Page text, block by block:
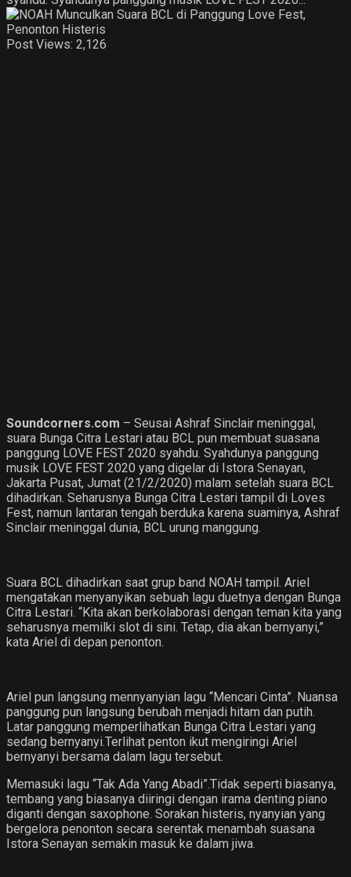
Post Views: 2,126
Soundcorners.com – Seusai Ashraf Sinclair meninggal,
suara Bunga Citra Lestari atau BCL pun membuat suasana
panggung LOVE FEST 2020 syahdu. Syahdunya panggung
musik LOVE FEST 2020 yang digelar di Istora Senayan,
Jakarta Pusat, Jumat (21/2/2020) malam setelah suara BCL
dihadirkan. Seharusnya Bunga Citra Lestari tampil di Loves
Fest, namun lantaran tengah berduka karena suaminya, Ashraf
Sinclair meninggal dunia, BCL urung manggung.
Suara BCL dihadirkan saat grup band NOAH tampil. Ariel
mengatakan menyanyikan sebuah lagu duetnya dengan Bunga
Citra Lestari. “Kita akan berkolaborasi dengan teman kita yang
seharusnya memilki slot di sini. Tetap, dia akan bernyanyi,”
kata Ariel di depan penonton.
Ariel pun langsung mennyanyian lagu “Mencari Cinta”. Nuansa
panggung pun langsung berubah menjadi hitam dan putih.
Latar panggung memperlihatkan Bunga Citra Lestari yang
sedang bernyanyi.Terlihat penton ikut mengiringi Ariel
bernyanyi bersama dalam lagu tersebut.
Memasuki lagu “Tak Ada Yang Abadi”.Tidak seperti biasanya,
tembang yang biasanya diiringi dengan irama denting piano
diganti dengan saxophone. Sorakan histeris, nyanyian yang
bergelora penonton secara serentak menambah suasana
Istora Senayan semakin masuk ke dalam jiwa.